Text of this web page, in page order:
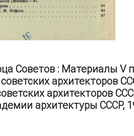
Советов : Материалы V
архитекторов
архитекторов
архитектуры СССР,